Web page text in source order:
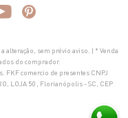
alteração, sem prévio aviso. | * Venda
do comprador.
comercio de presentes CNPJ
LOJA 50 , Florianópolis - SC, CEP